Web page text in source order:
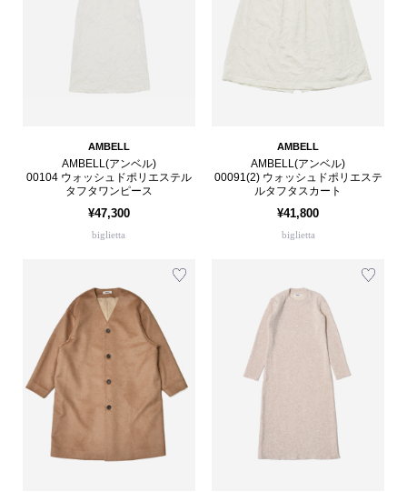
AMBELL
AMBELL(アンベル)
00104 ウォッシュドポリエステル
タフタワンピース
¥47,300
biglietta
AMBELL
AMBELL(アンベル)
00091(2) ウォッシュドポリエステ
ルタフタスカート
¥41,800
biglietta